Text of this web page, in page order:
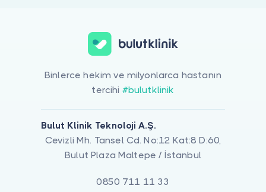
Binlerce hekim ve milyonlarca hastanın
tercihi #bulutklinik
Bulut Klinik Teknoloji A.Ş.
Cevizli Mh. Tansel Cd. No:12 Kat:8 D:60,
Bulut Plaza Maltepe / İstanbul
0850 711 11 33